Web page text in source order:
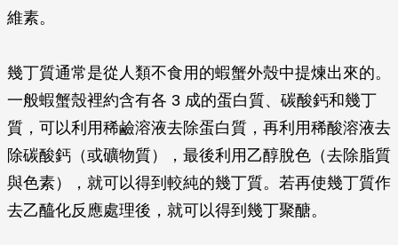
維素。
幾丁質通常是從人類不食用的蝦蟹外殼中提煉出來的。
一般蝦蟹殼裡約含有各 3 成的蛋白質、碳酸鈣和幾丁
質，可以利用稀鹼溶液去除蛋白質，再利用稀酸溶液去
除碳酸鈣（或礦物質），最後利用乙醇脫色（去除脂質
與色素），就可以得到較純的幾丁質。若再使幾丁質作
去乙醯化反應處理後，就可以得到幾丁聚醣。